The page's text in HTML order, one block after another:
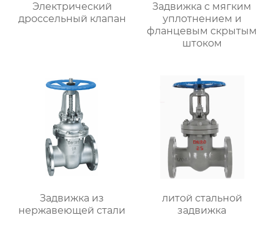
Электрический
дроссельный клапан
Задвижка с мягким
уплотнением и
фланцевым скрытым
штоком
Задвижка из
нержавеющей стали
литой стальной
задвижка